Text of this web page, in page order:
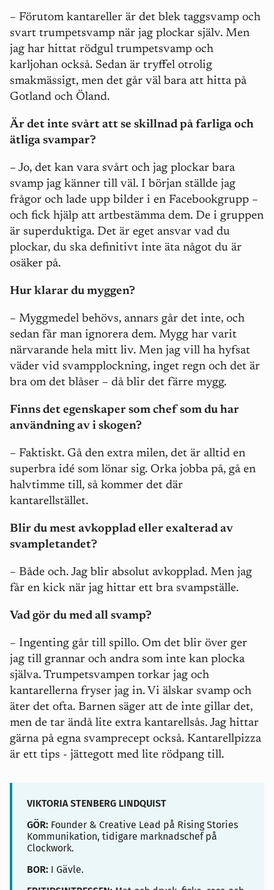
– Förutom kantareller är det blek taggsvamp och
svart trumpetsvamp när jag plockar själv. Men
jag har hittat rödgul trumpetsvamp och
karljohan också. Sedan är tryffel otrolig
smakmässigt, men det går väl bara att hitta på
Gotland och Öland.
Är det inte svårt att se skillnad på farliga och
ätliga svampar?
– Jo, det kan vara svårt och jag plockar bara
svamp jag känner till väl. I början ställde jag
frågor och lade upp bilder i en Facebookgrupp –
och fick hjälp att artbestämma dem. De i gruppen
är superduktiga. Det är eget ansvar vad du
plockar, du ska definitivt inte äta något du är
osäker på.
Hur klarar du myggen?
– Myggmedel behövs, annars går det inte, och
sedan får man ignorera dem. Mygg har varit
närvarande hela mitt liv. Men jag vill ha hyfsat
väder vid svampplockning, inget regn och det är
bra om det blåser – då blir det färre mygg.
Finns det egenskaper som chef som du har
användning av i skogen?
– Faktiskt. Gå den extra milen, det är alltid en
superbra idé som lönar sig. Orka jobba på, gå en
halvtimme till, så kommer det där
kantarellstället.
Blir du mest avkopplad eller exalterad av
svampletandet?
– Både och. Jag blir absolut avkopplad. Men jag
får en kick när jag hittar ett bra svampställe.
Vad gör du med all svamp?
– Ingenting går till spillo. Om det blir över ger
jag till grannar och andra som inte kan plocka
själva. Trumpetsvampen torkar jag och
kantarellerna fryser jag in. Vi älskar svamp och
äter det ofta. Barnen säger att de inte gillar det,
men de tar ändå lite extra kantarellsås. Jag hittar
gärna på egna svamprecept också. Kantarellpizza
är ett tips - jättegott med lite rödpang till.
VIKTORIA STENBERG LINDQUIST
GÖR: Founder & Creative Lead på Rising Stories
Kommunikation, tidigare marknadschef på
Clockwork.
BOR: I Gävle.